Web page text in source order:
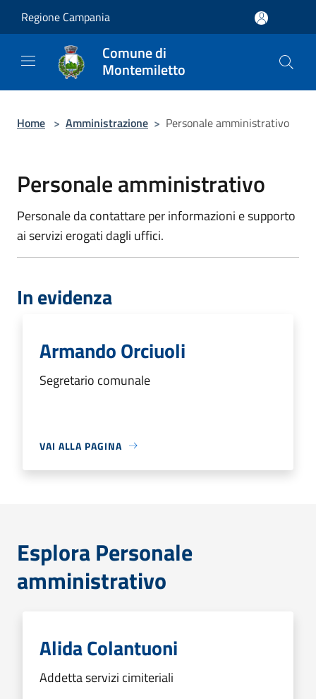
Regione Campania
Comune di
Montemiletto
Home > Amministrazione > Personale amministrativo
Personale amministrativo
Personale da contattare per informazioni e supporto
ai servizi erogati dagli uffici.
In evidenza
Armando Orciuoli
Segretario comunale
VAI ALLA PAGINA
Esplora Personale
amministrativo
Alida Colantuoni
Addetta servizi cimiteriali